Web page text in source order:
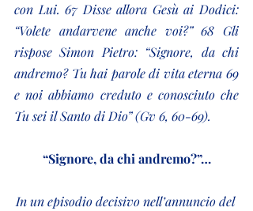
con Lui. 67 Disse allora Gesù ai Dodici:
“Volete andarvene anche voi?” 68 Gli
rispose Simon Pietro: “Signore, da chi
andremo? Tu hai parole di vita eterna 69
e noi abbiamo creduto e conosciuto che
Tu sei il Santo di Dio” (Gv 6, 60-69).
“Signore, da chi andremo?”…
In un episodio decisivo nell’annuncio del